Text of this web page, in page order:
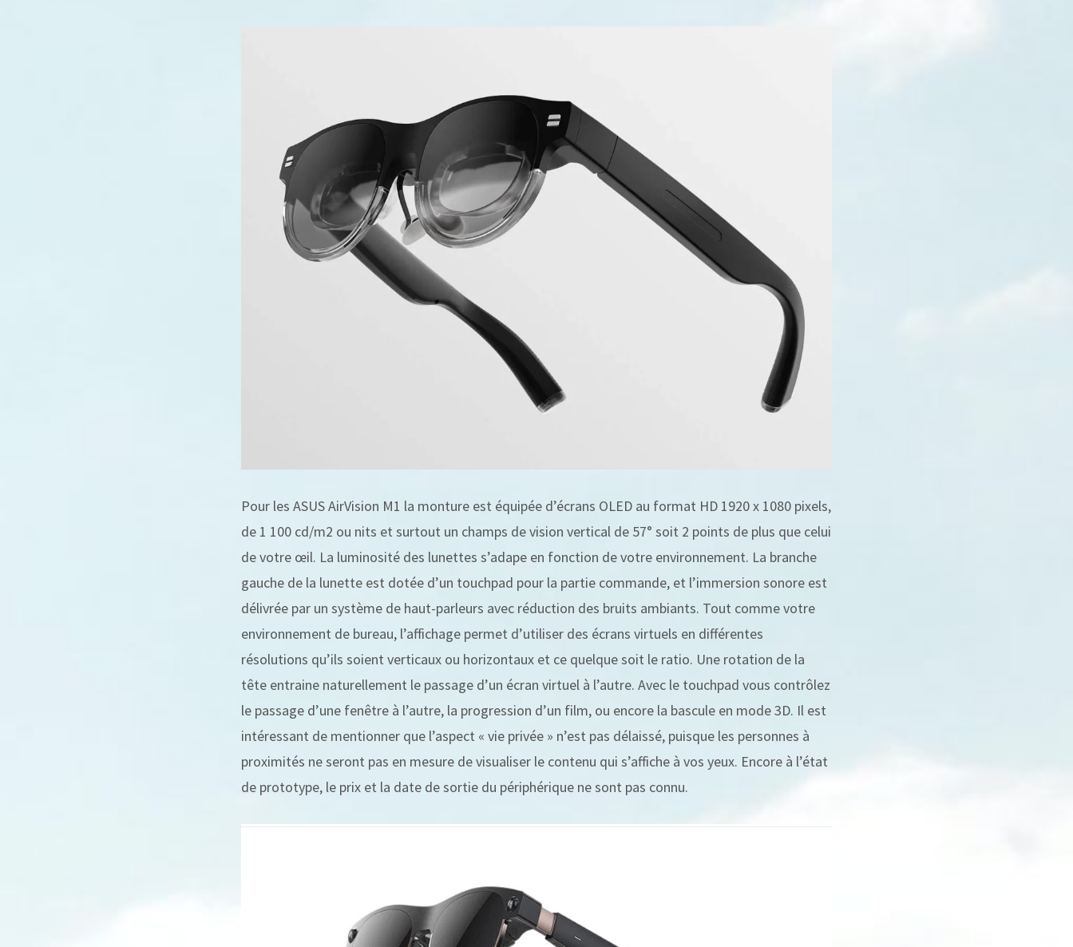
Pour les ASUS AirVision M1 la monture est équipée d’écrans OLED au format HD 1920 x 1080 pixels,
de 1 100 cd/m2 ou nits et surtout un champs de vision vertical de 57° soit 2 points de plus que celui
de votre œil. La luminosité des lunettes s’adape en fonction de votre environnement. La branche
gauche de la lunette est dotée d’un touchpad pour la partie commande, et l’immersion sonore est
délivrée par un système de haut-parleurs avec réduction des bruits ambiants. Tout comme votre
environnement de bureau, l’affichage permet d’utiliser des écrans virtuels en différentes
résolutions qu’ils soient verticaux ou horizontaux et ce quelque soit le ratio. Une rotation de la
tête entraine naturellement le passage d’un écran virtuel à l’autre. Avec le touchpad vous contrôlez
le passage d’une fenêtre à l’autre, la progression d’un film, ou encore la bascule en mode 3D. Il est
intéressant de mentionner que l’aspect « vie privée » n’est pas délaissé, puisque les personnes à
proximités ne seront pas en mesure de visualiser le contenu qui s’affiche à vos yeux. Encore à l’état
de prototype, le prix et la date de sortie du périphérique ne sont pas connu.